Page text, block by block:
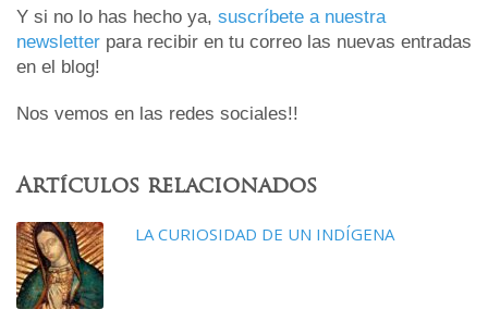
Y si no lo has hecho ya, suscríbete a nuestra
newsletter para recibir en tu correo las nuevas entradas
en el blog!
Nos vemos en las redes sociales!!
Artículos relacionados
LA CURIOSIDAD DE UN INDÍGENA